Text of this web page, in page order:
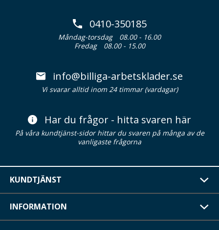
0410-350185
Måndag-torsdag
08.00 - 16.00
Fredag
08.00 - 15.00
info@billiga-arbetsklader.se
Vi svarar alltid inom 24 timmar (vardagar)
Har du frågor - hitta svaren här
På våra kundtjänst-sidor hittar du svaren på många av de
vanligaste frågorna
KUNDTJÄNST
INFORMATION